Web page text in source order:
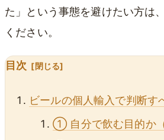
た」という事態を避けたい方は
ください。
目次
ビールの個人輸入で判断す
① 自分で飲む目的か（